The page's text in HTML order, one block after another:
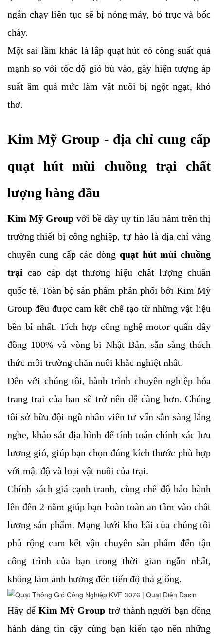
ngắn chạy liên tục sẽ bị nóng máy, bó trục và bốc
cháy.
Một sai lầm khác là lắp quạt hút có công suất quá
mạnh so với tốc độ gió bù vào, gây hiện tượng áp
suất âm quá mức làm vật nuôi bị ngột ngạt, khó
thở.
Kim Mỹ Group - địa chỉ cung cấp
quạt hút mùi chuồng trại chất
lượng hàng đầu
Kim Mỹ Group với bề dày uy tín lâu năm trên thị
trường thiết bị công nghiệp, tự hào là địa chỉ vàng
chuyên cung cấp các dòng quạt hút mùi chuồng
trại cao cấp đạt thương hiệu chất lượng chuẩn
quốc tế. Toàn bộ sản phẩm phân phối bởi Kim Mỹ
Group đều được cam kết chế tạo từ những vật liệu
bền bỉ nhất. Tích hợp công nghệ motor quấn dây
đồng 100% và vòng bi Nhật Bản, sẵn sàng thách
thức môi trường chăn nuôi khắc nghiệt nhất.
Đến với chúng tôi, hành trình chuyên nghiệp hóa
trang trại của bạn sẽ trở nên dễ dàng hơn. Chúng
tôi sở hữu đội ngũ nhân viên tư vấn sẵn sàng lắng
nghe, khảo sát địa hình để tính toán chính xác lưu
lượng gió, giúp bạn chọn đúng kích thước phù hợp
với mật độ và loại vật nuôi của trại.
Chính sách giá cạnh tranh, cùng chế độ bảo hành
lên đến 2 năm giúp bạn hoàn toàn an tâm vào chất
lượng sản phẩm. Mạng lưới kho bãi của chúng tôi
phủ rộng cam kết vận chuyển sản phẩm đến tận
công trình của bạn trong thời gian ngắn nhất,
không làm ảnh hưởng đến tiến độ thả giống.
Hãy để Kim Mỹ Group trở thành người bạn đồng
hành đáng tin cậy cùng bạn kiến tạo nên những